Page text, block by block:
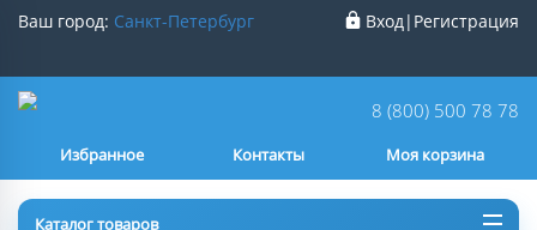
Ваш город: Санкт-Петербург
Нет
Вход| Регистрация
8 (800) 500 78 78
Контакты
Избранное Моя корзина
Каталог товаров